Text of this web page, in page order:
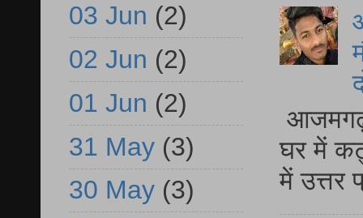
घर में
में
03 Jun (2)
02 Jun (2)
01 Jun (2)
31 May (3)
30 May (3)